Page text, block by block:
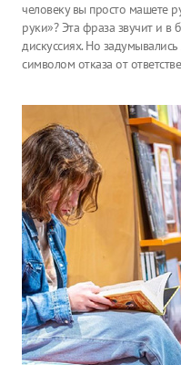
человеку вы просто машете
руки»? Эта фраза звучит и в
дискуссиях. Но
символом отказа от